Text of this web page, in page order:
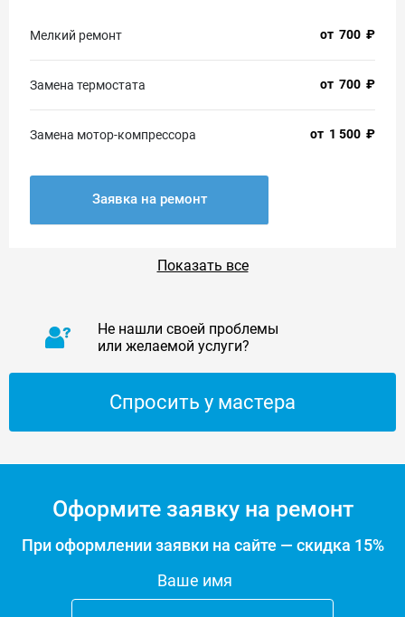
Мелкий ремонт от 700 ₽
Замена термостата от 700 ₽
Замена мотор-компрессора от 1 500 ₽
Заявка на ремонт
Показать все
Не нашли своей проблемы
или желаемой услуги?
Спросить у мастера
Оформите заявку на ремонт
При оформлении заявки на сайте — скидка 15%
Ваше имя